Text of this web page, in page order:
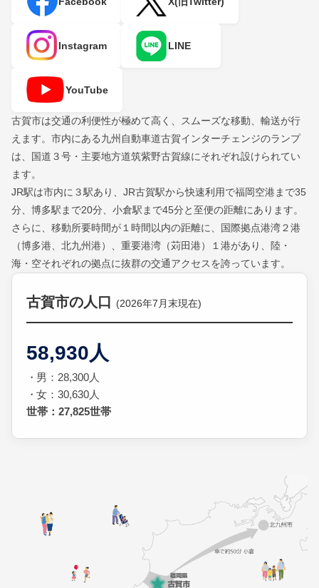
Instagram LINE
YouTube
古賀市は交通の利便性が極めて高く、スムーズな移動、輸送が行
えます。市内にある九州自動車道古賀インターチェンジのランプ
は、国道３号・主要地方道筑紫野古賀線にそれぞれ設けられてい
ます。
JR駅は市内に３駅あり、JR古賀駅から快速利用で福岡空港まで35
分、博多駅まで20分、小倉駅まで45分と至便の距離にあります。
さらに、移動所要時間が１時間以内の距離に、国際拠点港湾２港
（博多港、北九州港）、重要港湾（苅田港）１港があり、陸・
海・空それぞれの拠点に抜群の交通アクセスを誇っています。
古賀市の人口 (2026年7月末現在)
58,930人
男：28,300人
女：30,630人
世帯：27,825世帯